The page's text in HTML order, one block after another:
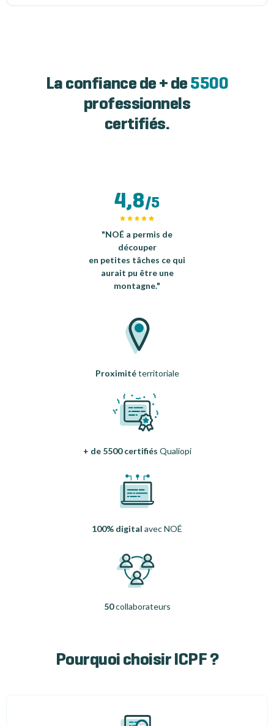
La confiance de + de 5500
professionnels
certifiés.
+ de 5500 certifiés Qualiopi
100% digital avec NOÉ
4,8/5
"NOÉ a permis de
découper
en petites tâches ce qui
aurait pu être une
montagne."
50collaborateurs
Proximitéterritoriale
Pourquoi choisir ICPF ?